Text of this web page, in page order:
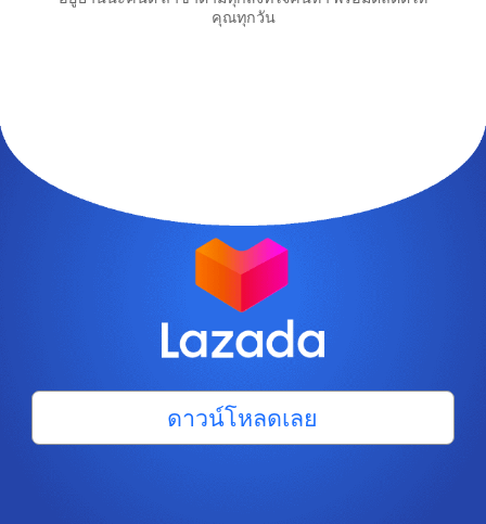
คุณทุกวัน
ดาวน์โหลดเลย